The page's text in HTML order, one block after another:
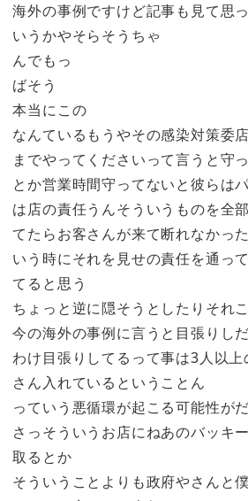
海外の事例ですけど記事も見て思
いうかやそらそうちゃ
んでもっ
ばそう
本当にこの
なんているもうやその感染対策委
までやってくださいって言うと守
とか営業時間守ってないと彼らは
は店の責任うんそういうものを全
てたらお客さんが来て断れなかっ
いう時にそれを見せの責任を通っ
てると思う
ちょっと逆に隠そうとしたりそれ
今の海外の事例に言うと目張りし
わけ目張りしてるって事は3人以上
さん入れているということん
っていう悪循環が起こる可能性が
さっそういうお店にねあのバッキ
取るとか
そういうことよりも政府やさんと